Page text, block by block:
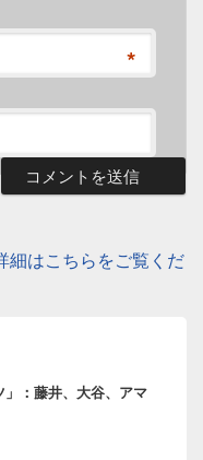
*
細はこちらをご覧くだ
：藤井、大谷、アマ